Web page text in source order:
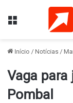
Menu
Início / Notícias /
Vaga para
Pombal